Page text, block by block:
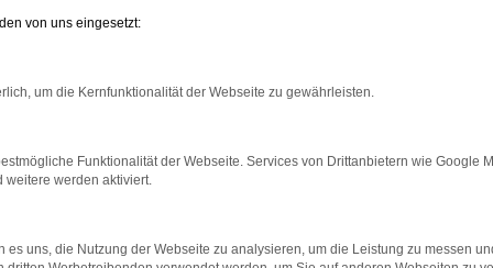
mit Lieferservice
Nissan perfekt beraten. Wir vom Autohaus am
und genießen eine erstklassige Reputation. Deutlich wird
in Deutschlands gewählt wurde. Dies erfüllt uns
mit viel Herzblut und maximaler Kompetenz. Hinzu
können. Erfahren Sie mehr.
von uns eingesetzt:
um die Kernfunktionalität der Webseite zu gewährleisten.
Funktionalität der Webseite. Services von Drittanbietern wie Google
weitere werden aktiviert.
es uns, die Nutzung der Webseite zu analysieren, um die Leistung zu messen